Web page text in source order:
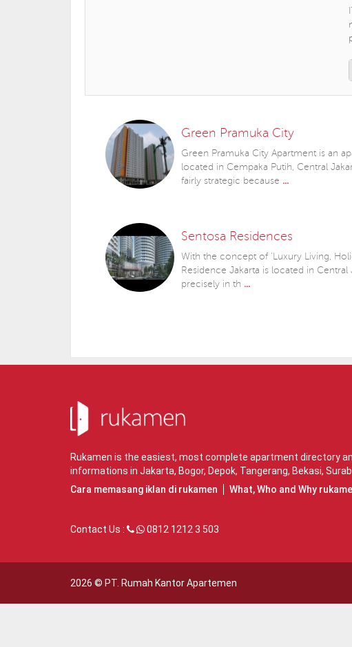
Green Pramuka City
Green Pramuka City Apartment is an
located in Cempaka Putih, Central
fairly strategic because ...
Sentosa Residences
With the concept of 'Luxury Living,
Residence Jakarta is located in Central
precisely in th ...
Rukamen is the easiest, most complete apartment directory
informations in Jakarta, Bogor, Depok, Tangerang, Bekasi,
Cara memasang iklan di rukamen
What, Who and Why
Contact Us : 0812 1212 3 503
2026 © PT. Rumah Kantor Apartemen